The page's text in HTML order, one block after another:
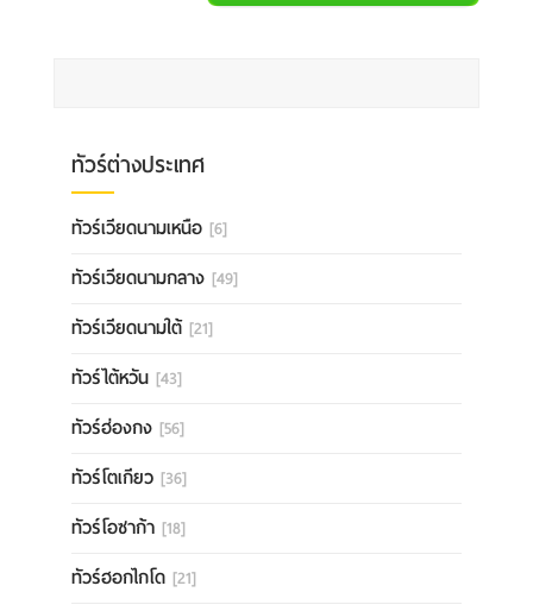
ทัวร์ต่างประเทศ
ทัวร์เวียดนามเหนือ [6]
ทัวร์เวียดนามกลาง [49]
ทัวร์เวียดนามใต้ [21]
ทัวร์ไต้หวัน [43]
ทัวร์ฮ่องกง [56]
ทัวร์โตเกียว [36]
ทัวร์โอซาก้า [18]
ทัวร์ฮอกไกโด [21]